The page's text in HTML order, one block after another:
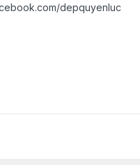
depquyenluc